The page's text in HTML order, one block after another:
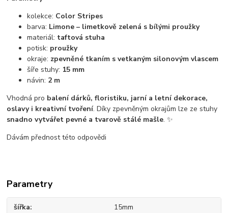
kolekce: Color Stripes
barva: Limone – limetkově zelená s bílými proužky
materiál: taftová stuha
potisk: proužky
okraje: zpevněné tkaním s vetkaným silonovým vlascem
šíře stuhy: 15 mm
návin: 2 m
Vhodná pro balení dárků, floristiku, jarní a letní dekorace,
oslavy i kreativní tvoření. Díky zpevněným okrajům lze ze stuhy
snadno vytvářet pevné a tvarově stálé mašle. ✨
Dávám přednost této odpovědi
Parametry
šířka 15mm